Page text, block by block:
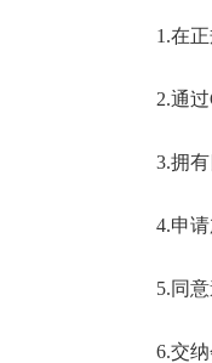
1.在正规
2.通过
3.拥有四
4.申请加
5.同意遵
6.交纳